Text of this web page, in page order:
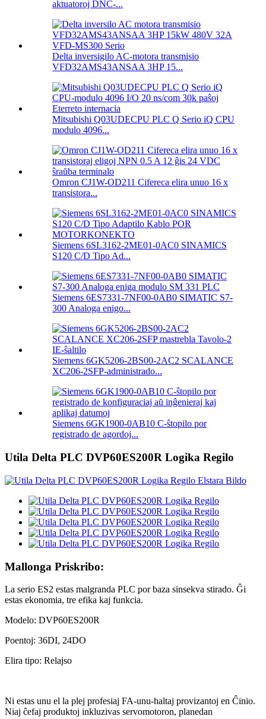
aktuatoroj DNC-...
Delta inversigilo AC-motora transmisio
VFD32AMS43ANSAA 3HP 15...
Mitsubishi Q03UDECPU PLC Q Serio iQ CPU
modulo 4096...
Omron CJ1W-OD211 Cifereca elira unuo 16 x
transistora...
Siemens 6SL3162-2ME01-0AC0 SINAMICS
S120 C/D Tipo Ad...
Siemens 6ES7331-7NF00-0AB0 SIMATIC S7-
300 Analoga enigo...
Siemens 6GK5206-2BS00-2AC2 SCALANCE
XC206-2SFP-administrado...
Siemens 6GK1900-0AB10 C-ŝtopilo por
registrado de agordoj...
Utila Delta PLC DVP60ES200R Logika Regilo
Mallonga Priskribo:
La serio ES2 estas malgranda PLC por baza sinsekva stirado. Ĝi
estas ekonomia, tre efika kaj funkcia.
Modelo: DVP60ES200R
Poentoj: 36DI, 24DO
Elira tipo: Relajso
Ni estas unu el la plej profesiaj FA-unu-haltaj provizantoj en Ĉinio.
Niaj ĉefaj produktoj inkluzivas servomotoron, planedan